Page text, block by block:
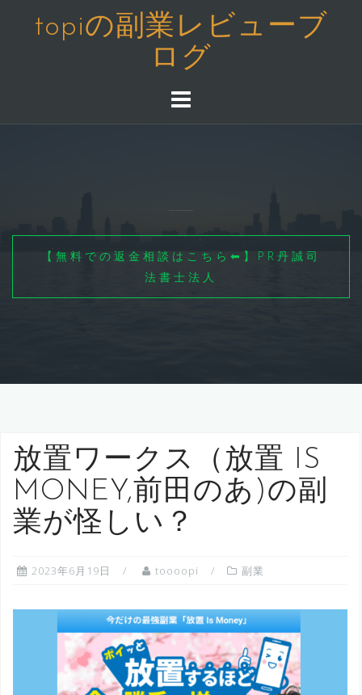
へ
topiの副業レビューブ
ログ
【無料での返金相談はこちら⬅】PR丹誠司
法書士法人
放置ワークス（放置 IS
MONEY,前田のあ)の副
業が怪しい？
2023年6月19日 toooopi 副業